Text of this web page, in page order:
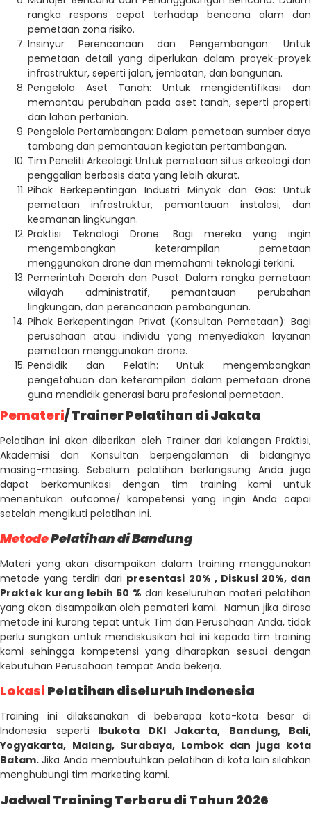
rangka respons cepat terhadap bencana alam dan
pemetaan zona risiko.
Insinyur Perencanaan dan Pengembangan: Untuk
pemetaan detail yang diperlukan dalam proyek-proyek
infrastruktur, seperti jalan, jembatan, dan bangunan.
Pengelola Aset Tanah: Untuk mengidentifikasi dan
memantau perubahan pada aset tanah, seperti properti
dan lahan pertanian.
Pengelola Pertambangan: Dalam pemetaan sumber daya
tambang dan pemantauan kegiatan pertambangan.
Tim Peneliti Arkeologi: Untuk pemetaan situs arkeologi dan
penggalian berbasis data yang lebih akurat.
Pihak Berkepentingan Industri Minyak dan Gas: Untuk
pemetaan infrastruktur, pemantauan instalasi, dan
keamanan lingkungan.
Praktisi Teknologi Drone: Bagi mereka yang ingin
mengembangkan keterampilan pemetaan
menggunakan drone dan memahami teknologi terkini.
Pemerintah Daerah dan Pusat: Dalam rangka pemetaan
wilayah administratif, pemantauan perubahan
lingkungan, dan perencanaan pembangunan.
Pihak Berkepentingan Privat (Konsultan Pemetaan): Bagi
perusahaan atau individu yang menyediakan layanan
pemetaan menggunakan drone.
Pendidik dan Pelatih: Untuk mengembangkan
pengetahuan dan keterampilan dalam pemetaan drone
guna mendidik generasi baru profesional pemetaan.
Pemateri/ Trainer Pelatihan di Jakata
Pelatihan ini akan diberikan oleh Trainer dari kalangan Praktisi,
Akademisi dan Konsultan berpengalaman di bidangnya
masing-masing. Sebelum pelatihan berlangsung Anda juga
dapat berkomunikasi dengan tim training kami untuk
menentukan outcome/ kompetensi yang ingin Anda capai
setelah mengikuti pelatihan ini.
MetodePelatihan di Bandung
Materi yang akan disampaikan dalam training menggunakan
metode yang terdiri dari presentasi 20% , Diskusi 20%, dan
Praktek kurang lebih 60 % dari keseluruhan materi pelatihan
yang akan disampaikan oleh pemateri kami. Namun jika dirasa
metode ini kurang tepat untuk Tim dan Perusahaan Anda, tidak
perlu sungkan untuk mendiskusikan hal ini kepada tim training
kami sehingga kompetensi yang diharapkan sesuai dengan
kebutuhan Perusahaan tempat Anda bekerja.
Lokasi Pelatihan diseluruh Indonesia
Training ini dilaksanakan di beberapa kota-kota besar di
Indonesia seperti Ibukota DKI Jakarta, Bandung, Bali,
Yogyakarta, Malang, Surabaya, Lombok dan juga kota
Batam. Jika Anda membutuhkan pelatihan di kota lain silahkan
menghubungi tim marketing kami.
Jadwal Training Terbaru di Tahun 2026